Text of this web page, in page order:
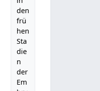
den
frü
hen
Sta
die
n
der
Em